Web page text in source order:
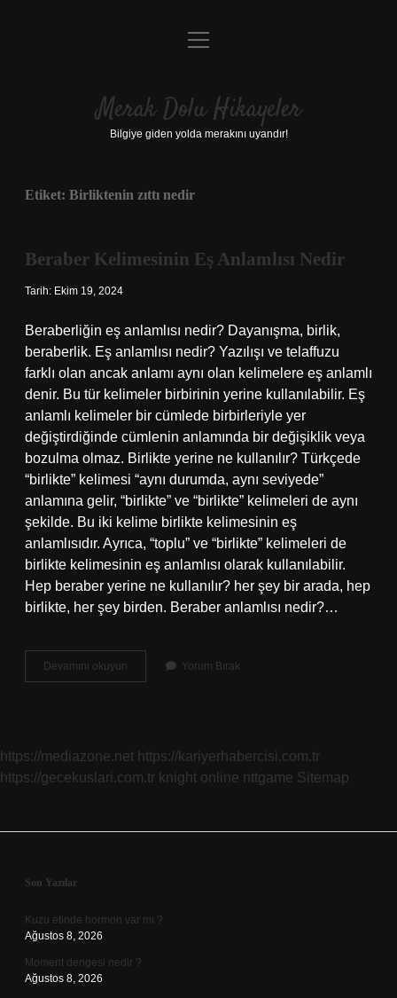
Anasayfa
Yasal Uyarı
menüyü
Merak Dolu Hikayeler
Bilgiye giden yolda merakını uyandır!
Etiket: Birliktenin zıttı nedir
Beraber Kelimesinin Eş Anlamlısı Nedir
Tarih: Ekim 19, 2024
Beraberliğin eş anlamlısı nedir? Dayanışma, birlik,
beraberlik. Eş anlamlısı nedir? Yazılışı ve telaffuzu
farklı olan ancak anlamı aynı olan kelimelere eş anlamlı
denir. Bu tür kelimeler birbirinin yerine kullanılabilir. Eş
anlamlı kelimeler bir cümlede birbirleriyle yer
değiştirdiğinde cümlenin anlamında bir değişiklik veya
bozulma olmaz. Birlikte yerine ne kullanılır? Türkçede
“birlikte” kelimesi “aynı durumda, aynı seviyede”
anlamına gelir, “birlikte” ve “birlikte” kelimeleri de aynı
şekilde. Bu iki kelime birlikte kelimesinin eş
anlamlısıdır. Ayrıca, “toplu” ve “birlikte” kelimeleri de
birlikte kelimesinin eş anlamlısı olarak kullanılabilir.
Hep beraber yerine ne kullanılır? her şey bir arada, hep
birlikte, her şey birden. Beraber anlamlısı nedir?…
Devamını okuyun
Kelimesinin
Yorum Bırak
https://mediazone.net https://kariyerhabercisi.com.tr
https://gecekuslari.com.tr knight online nttgame Sitemap
Sidebar
Son Yazılar
Kuzu etinde hormon var mı ?
Ağustos 8, 2026
Moment dengesi nedir ?
Ağustos 8, 2026